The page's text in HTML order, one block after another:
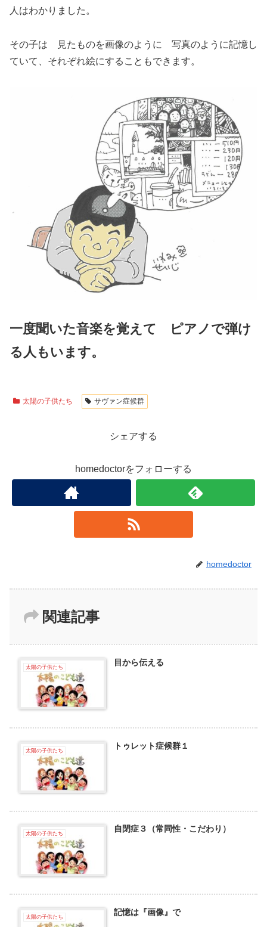
人はわかりました。
その子は 見たものを画像のように 写真のように記憶し
ていて、それぞれ絵にすることもできます。
一度聞いた音楽を覚えて ピアノで弾け
る人もいます。
太陽の子供たち サヴァン症候群
シェアする
homedoctorをフォローする
homedoctor
関連記事
太陽の子供たち 目から伝える
太陽の子供たち トゥレット症候群１
太陽の子供たち 自閉症３（常同性・こだわり）
太陽の子供たち 記憶は『画像』で